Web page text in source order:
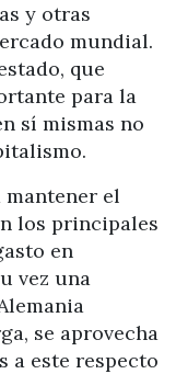
y otras
mundial.
que
para la
sí mismas no
mantener el
los principales
en
vez una
se aprovecha
a este respecto